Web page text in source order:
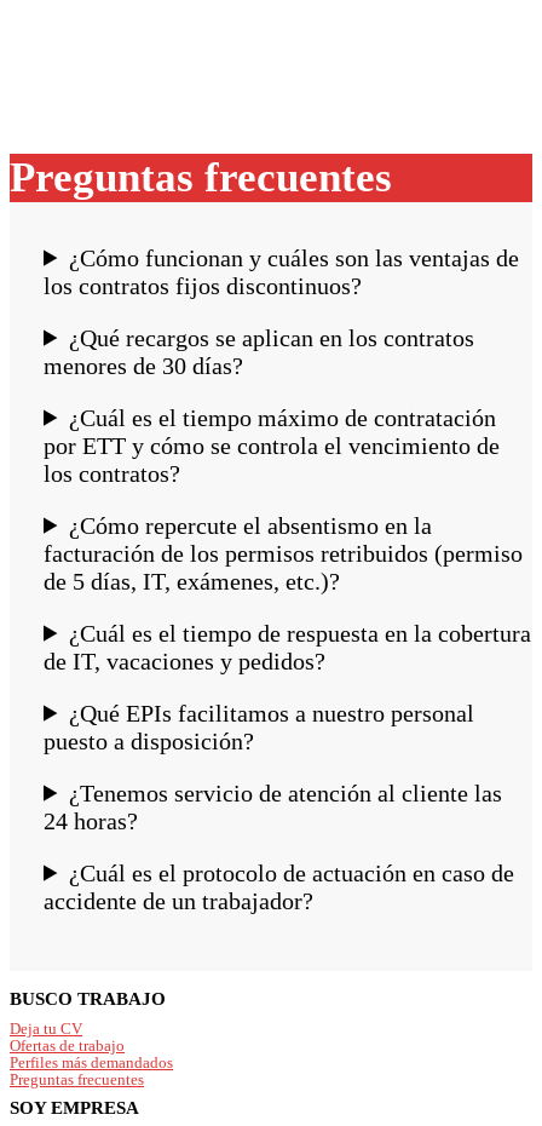
Preguntas frecuentes
¿Cómo funcionan y cuáles son las ventajas de
los contratos fijos discontinuos?
¿Qué recargos se aplican en los contratos
menores de 30 días?
¿Cuál es el tiempo máximo de contratación
por ETT y cómo se controla el vencimiento de
los contratos?
¿Cómo repercute el absentismo en la
facturación de los permisos retribuidos (permiso
de 5 días, IT, exámenes, etc.)?
¿Cuál es el tiempo de respuesta en la cobertura
de IT, vacaciones y pedidos?
¿Qué EPIs facilitamos a nuestro personal
puesto a disposición?
¿Tenemos servicio de atención al cliente las
24 horas?
¿Cuál es el protocolo de actuación en caso de
accidente de un trabajador?
Footer
BUSCO TRABAJO
Deja tu CV
Ofertas de trabajo
Perfiles más demandados
Preguntas frecuentes
SOY EMPRESA